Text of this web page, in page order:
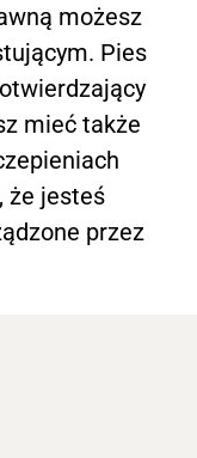
możesz
Pies
mieć także
że jesteś
przez